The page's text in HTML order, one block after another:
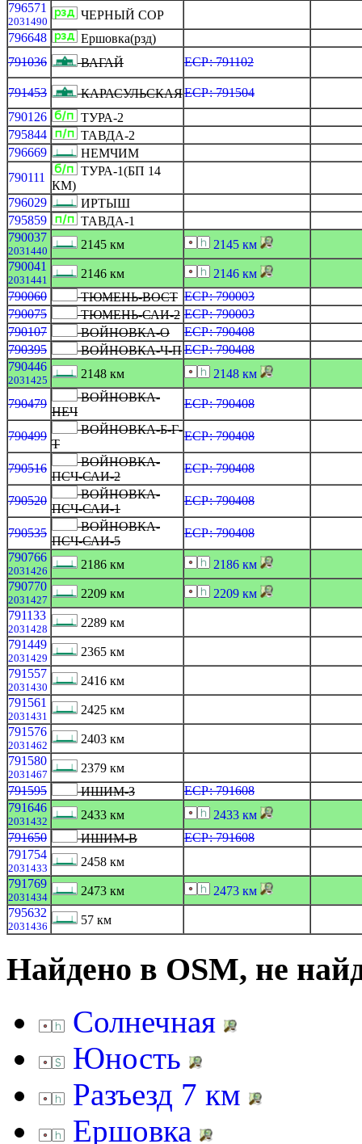
796571
2031490
ЧЕРНЫЙ СОР
796648
Ершовка(рзд)
791036
ВАГАЙ ЕСР: 791102
791453 КАРАСУЛЬСКАЯЕСР: 791504
790126
ТУРА-2
795844
ТАВДА-2
796669
НЕМЧИМ
790111
ТУРА-1(БП 14
КМ)
796029
ИРТЫШ
795859
ТАВДА-1
790037
2031440 2145 км
2145 км
790041
2031441 2146 км
2146 км
790060
ТЮМЕНЬ-ВОСТ ЕСР: 790003
790075
ТЮМЕНЬ-САИ-2 ЕСР: 790003
790107
ВОЙНОВКА-О
ЕСР: 790408
790395
ВОЙНОВКА-Ч-ПЕСР: 790408
790446
2031425 2148 км 2148 км
790479
ВОЙНОВКА-
НЕЧ
ЕСР: 790408
790499
ВОЙНОВКА-Б-Г-
Т
ЕСР: 790408
790516
ВОЙНОВКА-
ПСЧ-САИ-2
ЕСР: 790408
790520
ВОЙНОВКА-
ПСЧ-САИ-1
ЕСР: 790408
790535
ВОЙНОВКА-
ПСЧ-САИ-5
ЕСР: 790408
790766
2031426 2186 км
2186 км
790770
2031427 2209 км
2209 км
791133
2031428
2289 км
791449
2031429
2365 км
791557
2031430
2416 км
791561
2031431
2425 км
791576
2031462
2403 км
791580
2031467
2379 км
791595
ИШИМ-З
ЕСР: 791608
791646
2031432 2433 км
2433 км
791650
ИШИМ-В
ЕСР: 791608
791754
2031433
2458 км
791769
2031434 2473 км
2473 км
795632
2031436 57 км
Найдено в OSM, не
Солнечная
Юность
Разъезд 7 км
Ершовка